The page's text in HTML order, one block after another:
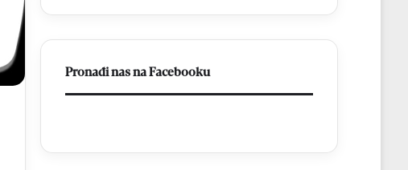
otvorila
prema
miru
Pronađi nas na Facebooku